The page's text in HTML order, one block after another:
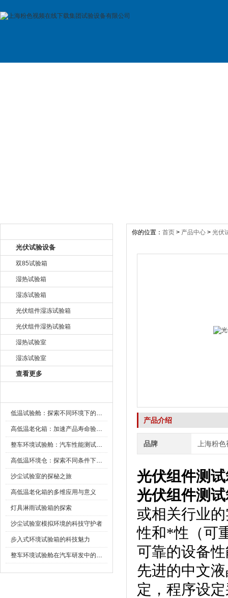
光伏试验设备
双85试验箱
湿热试验箱
湿冻试验箱
光伏组件湿冻试验箱
光伏组件湿热试验箱
湿热试验室
湿冻试验室
查看更多
低温试验舱：探索不同环境下的科技边界
高低温老化箱：加速产品寿命验证的可靠伙伴
整车环境试验舱：汽车性能测试的设备
高低温环境仓：探索不同条件下的科学奥秘
沙尘试验室的探秘之旅
高低温老化箱的多维应用与意义
灯具淋雨试验箱的探索
沙尘试验室模拟环境的科技守护者
步入式环境试验箱的科技魅力
整车环境试验舱在汽车研发中的作用
你的位置： 首页 > 产品中心 > 光伏
产品介绍
品牌 上海粉
光伏组件测
光伏组件测
或相关行业的
性和*性（可
可靠的设备性能
先进的中文液
定，程序设